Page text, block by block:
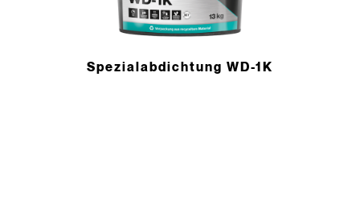
Spezial­abdichtung WD-1K